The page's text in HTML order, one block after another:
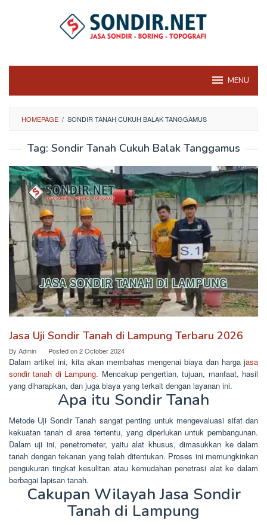
MENU
HOMEPAGE / SONDIR TANAH CUKUH BALAK TANGGAMUS
Tag: Sondir Tanah Cukuh Balak Tanggamus
Jasa Uji Sondir Tanah di Lampung Terbaru 2026
By Admin Posted on2 October 2024
Dalam artikel ini, kita akan membahas mengenai biaya dan harga jasa
sondir tanah di Lampung. Mencakup pengertian, tujuan, manfaat, hasil
yang diharapkan, dan juga biaya yang terkait dengan layanan ini.
Apa itu Sondir Tanah
Metode Uji Sondir Tanah sangat penting untuk mengevaluasi sifat dan
kekuatan tanah di area tertentu, yang diperlukan untuk pembangunan.
Dalam uji ini, penetrometer, yaitu alat khusus, dimasukkan ke dalam
tanah dengan tekanan yang telah ditentukan. Proses ini memungkinkan
pengukuran tingkat kesulitan atau kemudahan penetrasi alat ke dalam
berbagai lapisan tanah.
Cakupan Wilayah Jasa Sondir
Tanah di Lampung